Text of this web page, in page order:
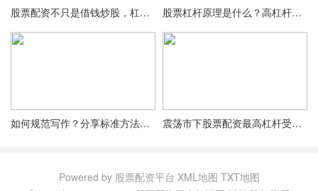
股票配资不只是借钱炒股，杠杆风险与成本真相你必须懂 股票杠杆原理是什么？高杠杆如何不爆仓，一文讲透风险控制
如何规范写作？分享标准方法经验及多家知名公司参考 震荡市下股票配资最高杠杆受关注，公募基金资金端倾向有变
Powered by 股票配资平台 XML地图 TXT地图